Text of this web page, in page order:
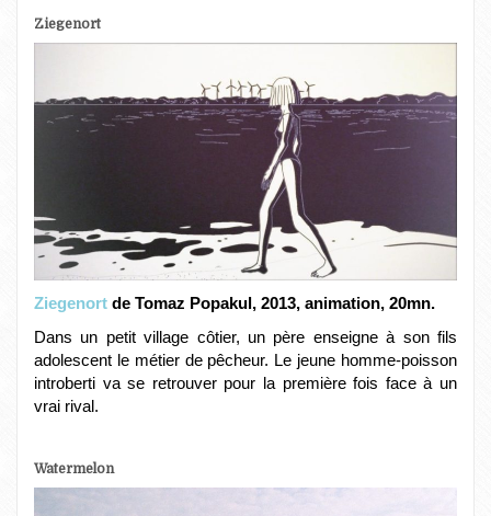
Ziegenort
Ziegenort de Tomaz Popakul, 2013, animation, 20mn.
Dans un petit village côtier, un père enseigne à son fils
adolescent le métier de pêcheur. Le jeune homme-poisson
introberti va se retrouver pour la première fois face à un
vrai rival.
Watermelon